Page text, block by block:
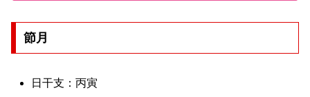
節月
日干支：丙寅